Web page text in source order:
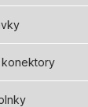
konektory